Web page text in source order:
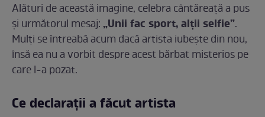
Alături de această imagine, celebra cântăreață a pus
și următorul mesaj: „Unii fac sport, alții selfie”.
Mulți se întreabă acum dacă artista iubește din nou,
însă ea nu a vorbit despre acest bărbat misterios pe
care l-a pozat.
Ce declarații a făcut artista